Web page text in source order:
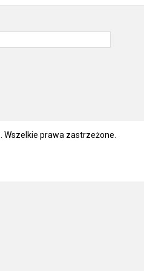
. Wszelkie prawa zastrzeżone.